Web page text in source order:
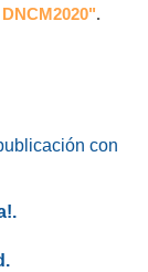
.
con